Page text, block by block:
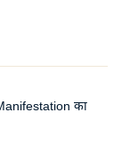
का